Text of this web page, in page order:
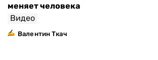
меняет человека
Видео
Валентин Ткач